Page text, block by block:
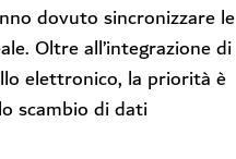
dovuto sincronizzare le
Oltre all’integrazione di
elettronico, la priorità è
scambio di dati